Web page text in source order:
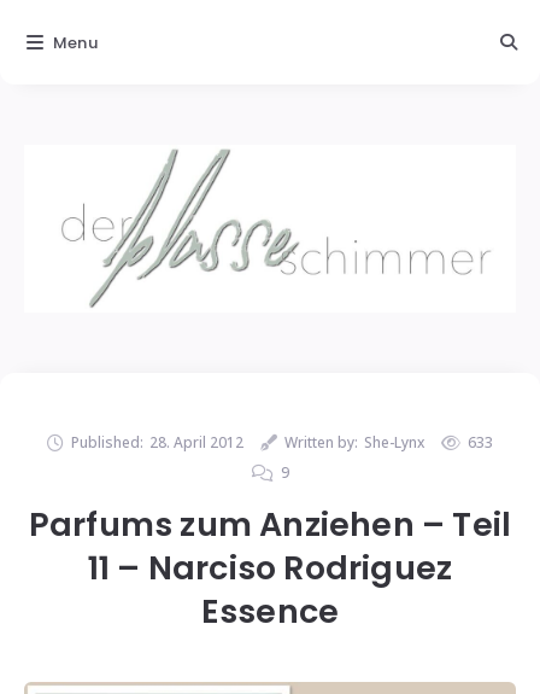
Published: 28. April 2012 Written by: She-Lynx
633
9
Parfums zum Anziehen – Teil
11 – Narciso Rodriguez
Essence
Menu